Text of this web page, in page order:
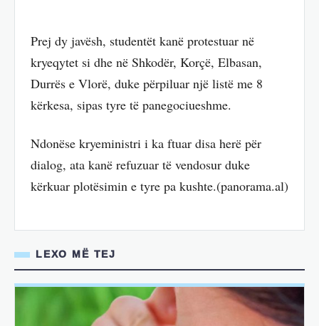
Prej dy javësh, studentët kanë protestuar në
kryeqytet si dhe në Shkodër, Korçë, Elbasan,
Durrës e Vlorë, duke përpiluar një listë me 8
kërkesa, sipas tyre të panegociueshme.
Ndonëse kryeministri i ka ftuar disa herë për
dialog, ata kanë refuzuar të vendosur duke
kërkuar plotësimin e tyre pa kushte.(panorama.al)
LEXO MË TEJ